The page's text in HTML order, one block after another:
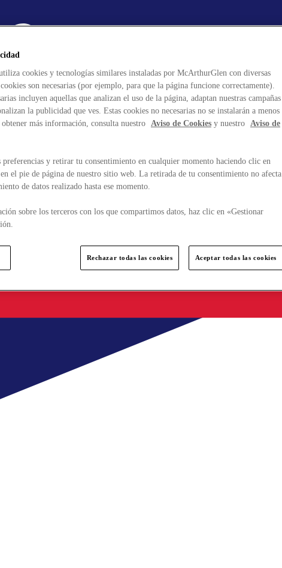
cookies y tecnologías similares instaladas por McArthurGlen con diversas
son necesarias (por ejemplo, para que la página funcione correctamente).
incluyen aquellas que analizan el uso de la página, adaptan nuestras campañas
la publicidad que ves. Estas cookies no necesarias no se instalarán a menos
obtener más información, consulta nuestro
Aviso de Cookies y nuestro Aviso de
preferencias y retirar tu consentimiento en cualquier momento haciendo clic en
el pie de página de nuestro sitio web. La retirada de tu consentimiento no afecta
de datos realizado hasta ese momento.
sobre los terceros con los que compartimos datos, haz clic en «Gestionar
Rechazar todas las cookies Aceptar todas las cookies